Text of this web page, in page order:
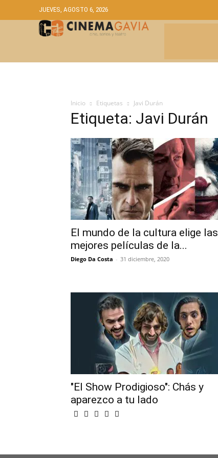
JUEVES, AGOSTO 6, 2026
Inicio Etiquetas Javi Durán
Etiqueta: Javi Durán
El mundo de la cultura elige las
mejores películas de la...
Diego Da Costa - 31 diciembre, 2020
"El Show Prodigioso": Chás y
aparezco a tu lado